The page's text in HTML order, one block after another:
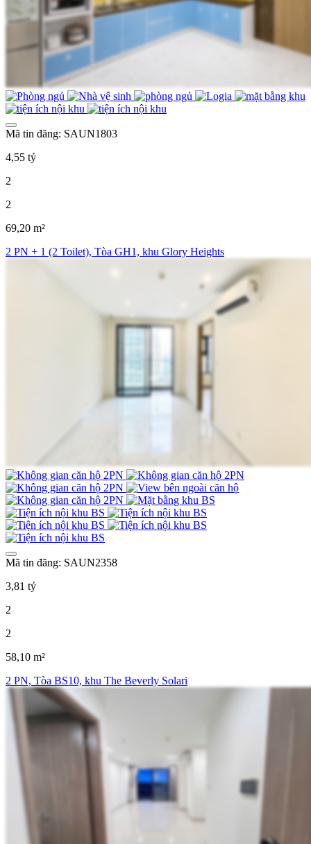
Mã tin đăng: SAUN1803
4,55 tỷ
2
2
69,20 m²
2 PN + 1 (2 Toilet), Tòa GH1, khu Glory Heights
Mã tin đăng: SAUN2358
3,81 tỷ
2
2
58,10 m²
2 PN, Tòa BS10, khu The Beverly Solari